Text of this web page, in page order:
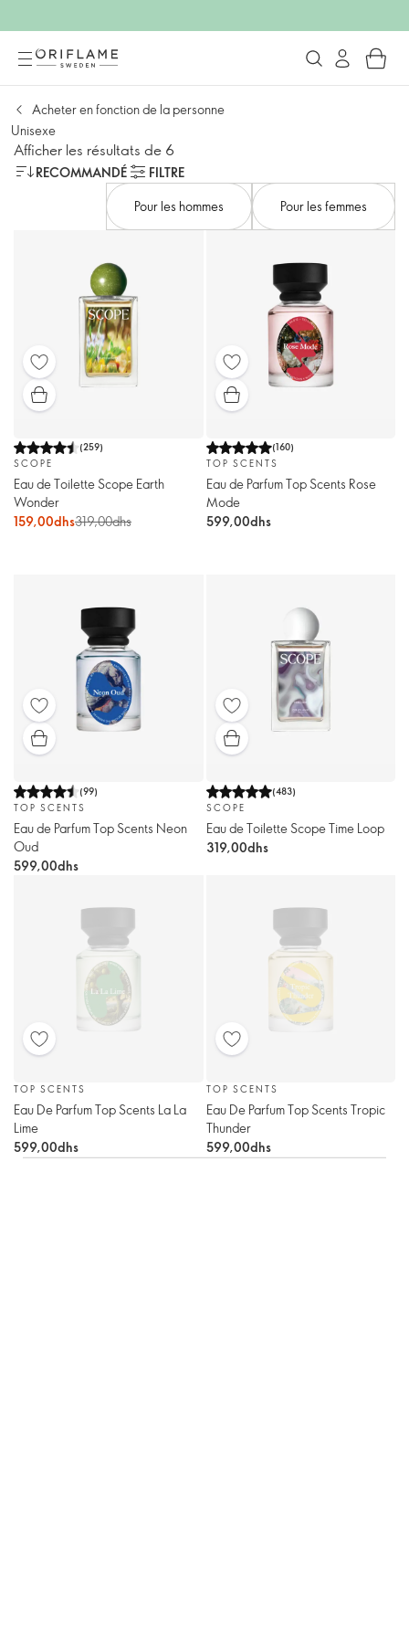
Acheter en fonction de la personne
Unisexe
Afficher les résultats de 6
RECOMMANDÉ
FILTRE
Pour les hommes
Pour les femmes
(259)
SCOPE
Eau de Toilette Scope Earth
Wonder
159,00dhs319,00dhs
(160)
TOP SCENTS
Eau de Parfum Top Scents Rose
Mode
599,00dhs
(99)
TOP SCENTS
Eau de Parfum Top Scents Neon
Oud
599,00dhs
(483)
SCOPE
Eau de Toilette Scope Time Loop
319,00dhs
TOP SCENTS
Eau De Parfum Top Scents La La
Lime
599,00dhs
TOP SCENTS
Eau De Parfum Top Scents Tropic
Thunder
599,00dhs